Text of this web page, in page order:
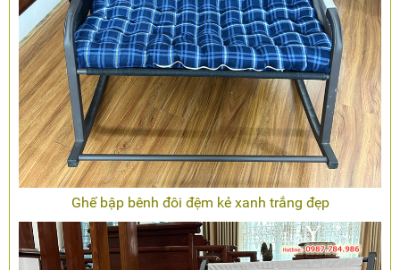
Ghế bập bênh đôi đệm kẻ xanh trắng đẹp